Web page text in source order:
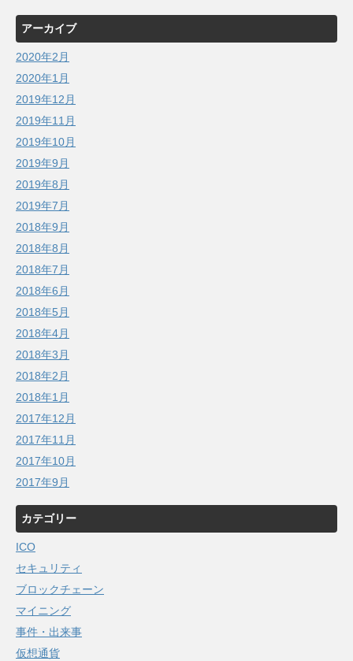
アーカイブ
2020年2月
2020年1月
2019年12月
2019年11月
2019年10月
2019年9月
2019年8月
2019年7月
2018年9月
2018年8月
2018年7月
2018年6月
2018年5月
2018年4月
2018年3月
2018年2月
2018年1月
2017年12月
2017年11月
2017年10月
2017年9月
カテゴリー
ICO
セキュリティ
ブロックチェーン
マイニング
事件・出来事
仮想通貨